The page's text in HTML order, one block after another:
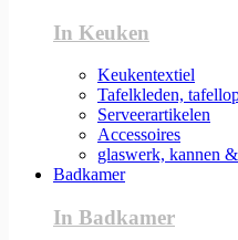
In Keuken
Keukentextiel
Tafelkleden,
Serveerartikelen
Accessoires
glaswerk, kannen
Badkamer
In Badkamer